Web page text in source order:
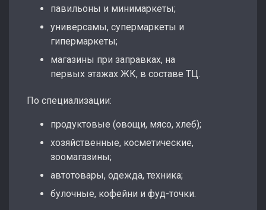
павильоны и минимаркеты;
универсамы, супермаркеты и
гипермаркеты;
магазины при заправках, на
первых этажах ЖК, в составе ТЦ.
По специализации:
продуктовые (овощи, мясо, хлеб);
хозяйственные, косметические,
зоомагазины;
автотовары, одежда, техника;
булочные, кофейни и фуд-точки.